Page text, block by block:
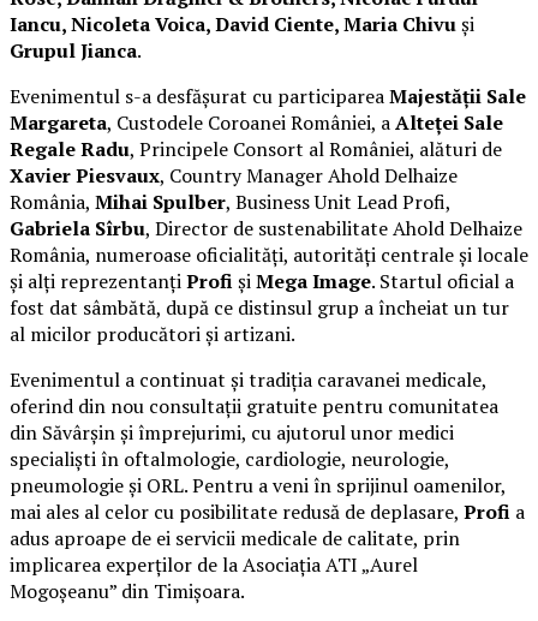
Iancu, Nicoleta Voica, David Ciente, Maria Chivuși
Grupul Jianca.
Evenimentul s-a desfășurat cu participareaMajestății Sale
Margareta, Custodele Coroanei României, aAlteței Sale
Regale Radu, Principele Consort al României, alături de
Xavier Piesvaux, Country Manager Ahold Delhaize
România, Mihai Spulber, Business Unit Lead Profi,
Gabriela Sîrbu, Director de sustenabilitate Ahold Delhaize
România, numeroase oficialități, autorități centrale și locale
și alți reprezentanțiProfișiMega Image. Startul oficial a
fost dat sâmbătă, după ce distinsul grup a încheiat un tur
al micilor producători și artizani.
Evenimentul a continuat și tradiția caravanei medicale,
oferind din nou consultații gratuite pentru comunitatea
din Săvârșin și împrejurimi, cu ajutorul unor medici
specialiști în oftalmologie, cardiologie, neurologie,
pneumologie și ORL. Pentru a veni în sprijinul oamenilor,
mai ales al celor cu posibilitate redusă de deplasare, Profi a
adus aproape de ei servicii medicale de calitate, prin
implicarea experților de la Asociația ATI „Aurel
Mogoșeanu” din Timișoara.